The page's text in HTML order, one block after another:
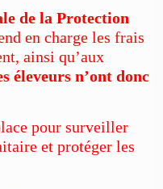
de la Protection
en charge les frais
ainsi qu’aux
éleveurs n’ont donc
pour surveiller
et protéger les